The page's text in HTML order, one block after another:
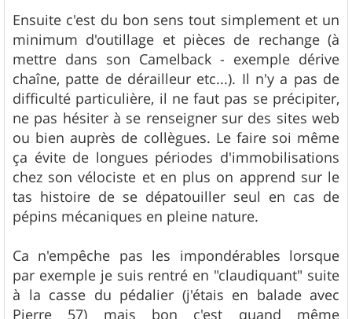
Ensuite c'est du bon sens tout simplement et un
minimum d'outillage et pièces de rechange (à
mettre dans son Camelback - exemple dérive
chaîne, patte de dérailleur etc...). Il n'y a pas de
difficulté particulière, il ne faut pas se précipiter,
ne pas hésiter à se renseigner sur des sites web
ou bien auprès de collègues. Le faire soi même
ça évite de longues périodes d'immobilisations
chez son vélociste et en plus on apprend sur le
tas histoire de se dépatouiller seul en cas de
pépins mécaniques en pleine nature.
Ca n'empêche pas les impondérables lorsque
par exemple je suis rentré en "claudiquant" suite
à la casse du pédalier (j'étais en balade avec
Pierre 57) mais bon c'est quand même